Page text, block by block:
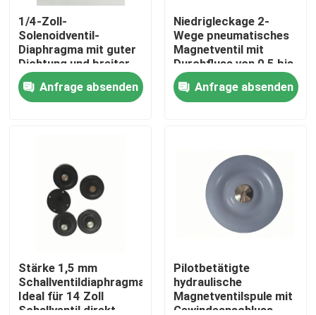
Zu Hause
Produkte
Über uns
1/4-Zoll-
Solenoidventil-
Diaphragma mit guter
Dichtung und breiter
Verbindung
Größenbereich 1/4-
Zoll bis 2-Zoll für
Anfrage absenden
Niedrigleckage 2-
Wege pneumatisches
Magnetventil mit
Durchfluss von 0,5 bis
5 Lmin im
pneumatischen
System
Anfrage absenden
Stärke 1,5 mm
Schallventildiaphragma
Ideal für 14 Zoll
Schallventil direkt
Pilotbetätigte
hydraulische
Magnetventilspule mit
Gewindeanschluss,